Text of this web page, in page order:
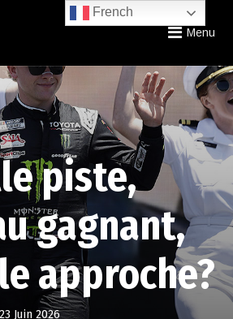
Menu
piste,
gagnant,
approche?
23 Juin 2026
French